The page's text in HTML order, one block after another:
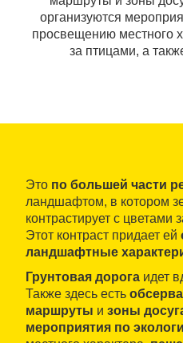
организуются
просвещению местного
за птицами, а
Это по большей части
ландшафтом, в котором
контрастирует с цветами
Этот контраст придает ей
ландшафтные
Грунтовая дорога идет
Также здесь есть
маршруты и зоны
мероприятия по